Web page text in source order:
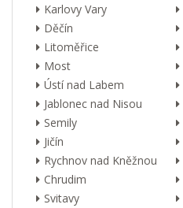
Karlovy Vary
Děčín
Litoměřice
Most
Ústí nad Labem
Jablonec nad Nisou
Semily
Jičín
Rychnov nad Kněžnou
Chrudim
Svitavy